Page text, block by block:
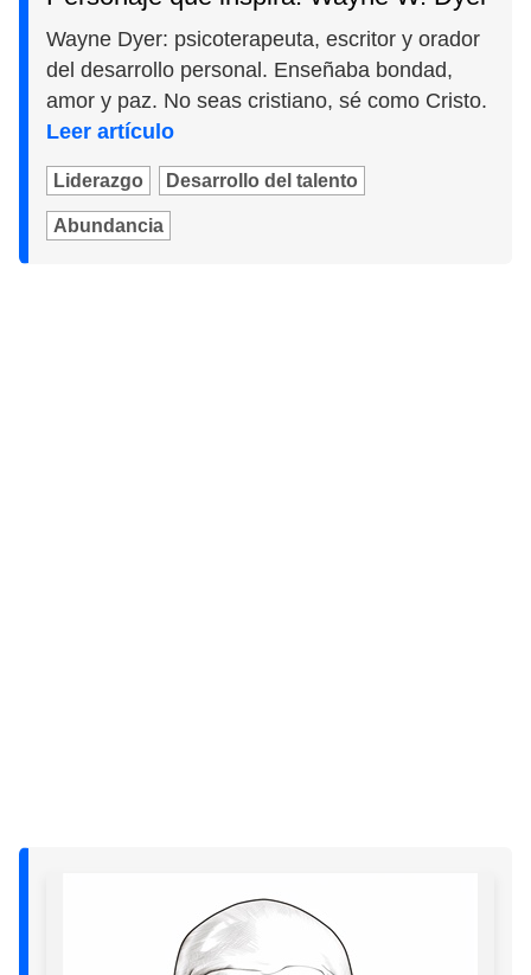
Wayne Dyer: psicoterapeuta, escritor y orador
del desarrollo personal. Enseñaba bondad,
amor y paz. No seas cristiano, sé como Cristo.
Leer artículo
Liderazgo Desarrollo del talento
Abundancia